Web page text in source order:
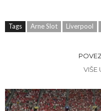
Tags Arne Slot Liverpool
VIŠE